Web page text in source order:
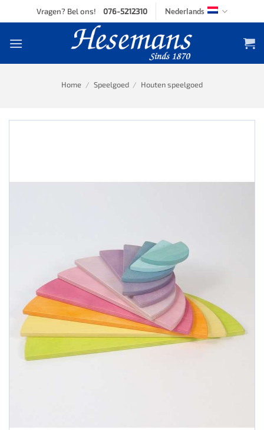
to
Vragen? Bel ons! 076-5212310 Nederlands
Home / Speelgoed / Houten speelgoed